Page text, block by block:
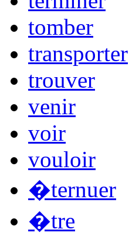
tomber
transporter
trouver
venir
voir
vouloir
�ternuer
�tre